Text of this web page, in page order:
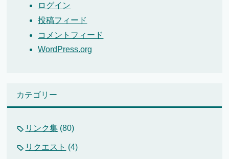
ログイン
投稿フィード
コメントフィード
WordPress.org
カテゴリー
リンク集 (80)
リクエスト (4)